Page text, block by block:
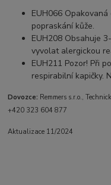
EUH066
popraskání kůže.
EUH208 Obsahuje
vyvolat alergickou
EUH211 Pozor! Při
respirabilní kapičky.
Dovozce: Remmers s.r.o.,
+420 323 604 877
Aktualizace 11/2024